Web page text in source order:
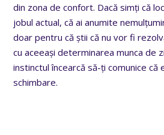
din zona de confort. Dacă simți că
jobul actual, că ai anumite
doar pentru că știi că nu vor fi
cu aceeași determinarea munca de
instinctul încearcă să-ți comunice
schimbare.